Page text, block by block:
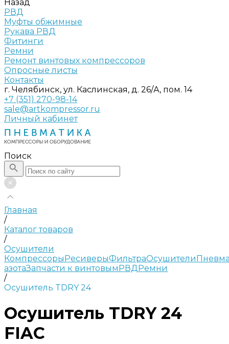
Назад
РВД
Муфты обжимные
Рукава РВД
Фитинги
Ремни
Ремонт винтовых компрессоров
Опросные листы
Контакты
г. Челябинск, ул. Каслинская, д. 26/А, пом. 14
+7 (351) 270-98-14
sale@artkompressor.ru
Личный кабинет
Поиск
Главная
/
Каталог товаров
/
Осушители
КомпрессорыРесиверыФильтраОсушители
азотаЗапчасти к винтовымРВДРемни
/
Осушитель TDRY 24
Осушитель TDRY 24
FIAC